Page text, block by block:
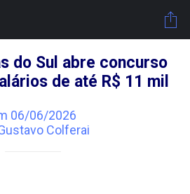
do Sul abre concurso
de até R$ 11 mil
06/06/2026
Colferai